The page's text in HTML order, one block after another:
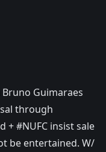
Guimaraes
through
+ #NUFC insist sale
be entertained. W/